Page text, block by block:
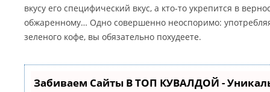
вкусу его специфический вкус, а кто-то укрепится в
обжаренному… Одно совершенно неоспоримо:
зеленого кофе, вы обязательно похудеете.
Забиваем Сайты В ТОП КУВАЛДОЙ -